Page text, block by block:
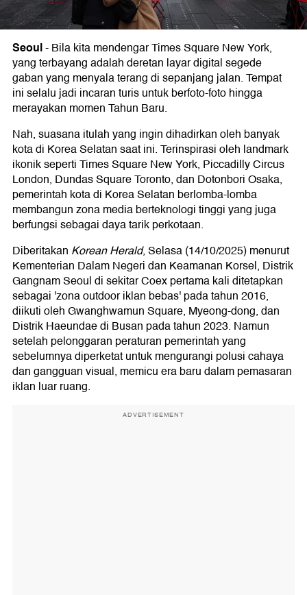
Seoul-Bila kita mendengar Times Square New York,
yang terbayang adalah deretan layar digital segede
gaban yang menyala terang di sepanjang jalan. Tempat
ini selalu jadi incaran turis untuk berfoto-foto hingga
merayakan momen Tahun Baru.
Nah, suasana itulah yang ingin dihadirkan oleh banyak
kota di Korea Selatan saat ini. Terinspirasi oleh landmark
ikonik seperti Times Square New York, Piccadilly Circus
London, Dundas Square Toronto, dan Dotonbori Osaka,
pemerintah kota di Korea Selatan berlomba-lomba
membangun zona media berteknologi tinggi yang juga
berfungsi sebagai daya tarik perkotaan.
Diberitakan Korean Herald, Selasa (14/10/2025) menurut
Kementerian Dalam Negeri dan Keamanan Korsel, Distrik
Gangnam Seoul di sekitar Coex pertama kali ditetapkan
sebagai 'zona outdoor iklan bebas' pada tahun 2016,
diikuti oleh Gwanghwamun Square, Myeong-dong, dan
Distrik Haeundae di Busan pada tahun 2023. Namun
setelah pelonggaran peraturan pemerintah yang
sebelumnya diperketat untuk mengurangi polusi cahaya
dan gangguan visual, memicu era baru dalam pemasaran
iklan luar ruang.
ADVERTISEMENT